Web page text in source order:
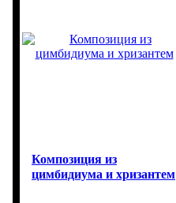
Композиция из
цимбидиума и хризантем